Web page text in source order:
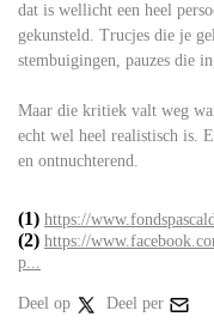
dat is wellicht een heel
gekunsteld. Trucjes die je
stembuigingen, pauzes die
Maar die kritiek valt weg
echt wel heel realistisch is.
en ontnuchterend.
(1) https://
(2) https://
p...
Deel op Deel per